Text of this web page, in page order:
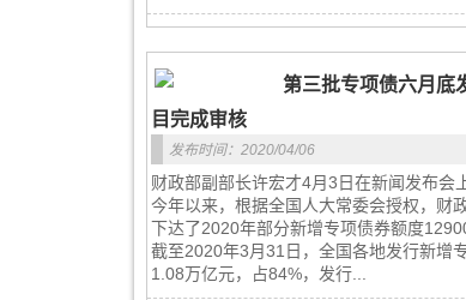
第三批专项债六月底
目完成审核
发布时间：2020/04/06
财政部副部长许宏才4月3日在新闻发布会
今年以来，根据全国人大常委会授权，财
下达了2020年部分新增专项债券额度
截至2020年3月31日，全国各地发行新增
1.08万亿元，占84%，发行...